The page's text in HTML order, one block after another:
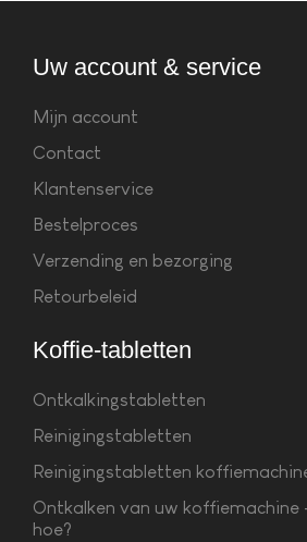
Uw account & service
Mijn account
Contact
Klantenservice
Bestelproces
Verzending en bezorging
Retourbeleid
Koffie-tabletten
Ontkalkingstabletten
Reinigingstabletten
Reinigingstabletten
Ontkalken van uw koffiemachine
hoe?